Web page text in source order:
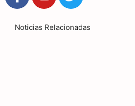
Noticias Relacionadas